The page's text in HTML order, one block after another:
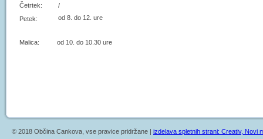
Četrtek:
/
Petek:
od 8. do 12. ure
Malica: od 10. do 10.30 ure
© 2018 Občina Cankova, vse pravice pridržane | izdelava spletnih strani: Creativ, Novi